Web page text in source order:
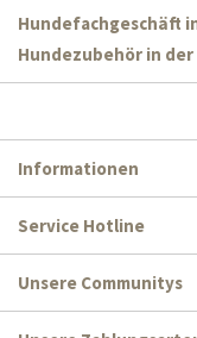
Hundefachgeschäft
Hundezubehör in
Informationen
Service Hotline
Unsere Communitys